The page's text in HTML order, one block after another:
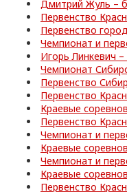
Дмитрий Жуль –
Первенство
Первенство
Чемпионат и
Игорь Линкевич
Чемпионат
Первенство
Первенство
Краевые
Первенство
Чемпионат и
Краевые
Чемпионат и
Краевые
Первенство